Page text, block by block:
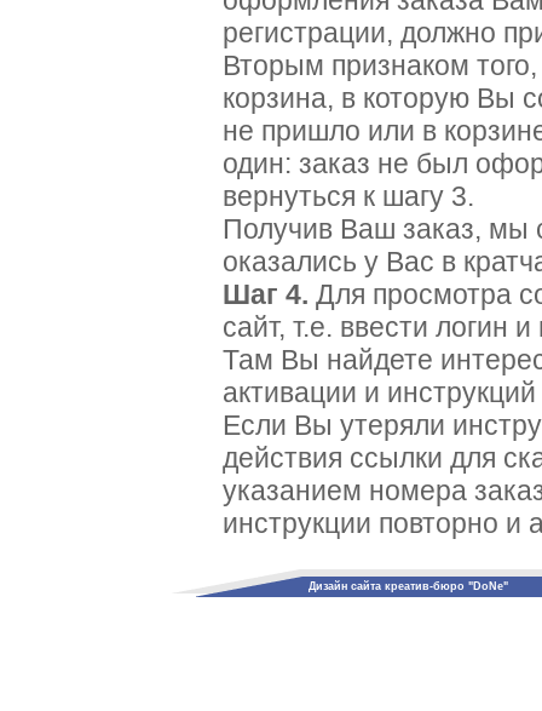
регистрации, должно
Вторым признаком
корзина, в которую Вы
не пришло или в
один: заказ не был
вернуться к шагу 3.
Получив Ваш заказ, мы
оказались у Вас в
Шаг 4. Для просмотра
сайт, т.е. ввести логин
Там Вы найдете
активации и
Если Вы утеряли
действия ссылки для
указанием номера
инструкции повторно
Дизайн сайта креатив-бюро "DoNe"